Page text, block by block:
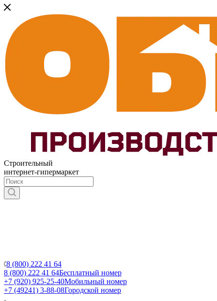
Строительный
интернет-гипермаркет
8 (800) 222 41 64
8 (800) 222 41 64Бесплатный номер
+7 (920) 925-25-40Мобильный номер
+7 (49241) 3-88-08Городской номер